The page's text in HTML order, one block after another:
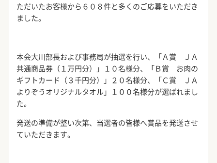
ただいたお客様から６０８件と多くのご応募をいただき
ました。
本会大川部長および事務局が抽選を行い、「Ａ賞 ＪＡ
共通商品券（１万円分）」１０名様分、「Ｂ賞 お肉の
ギフトカード（３千円分）」２０名様分、「Ｃ賞 ＪＡ
よりぞうオリジナルタオル」１００名様分が選ばれまし
た。
発送の準備が整い次第、当選者の皆様へ賞品を発送させ
ていただきます。